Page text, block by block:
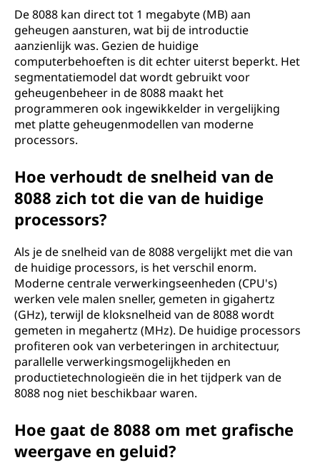
De 8088 kan direct tot 1 megabyte (MB) aan
geheugen aansturen, wat bij de introductie
aanzienlijk was. Gezien de huidige
computerbehoeften is dit echter uiterst beperkt. Het
segmentatiemodel dat wordt gebruikt voor
geheugenbeheer in de 8088 maakt het
programmeren ook ingewikkelder in vergelijking
met platte geheugenmodellen van moderne
processors.
Hoe verhoudt de snelheid van de
8088 zich tot die van de huidige
processors?
Als je de snelheid van de 8088 vergelijkt met die van
de huidige processors, is het verschil enorm.
Moderne centrale verwerkingseenheden (CPU's)
werken vele malen sneller, gemeten in gigahertz
(GHz), terwijl de kloksnelheid van de 8088 wordt
gemeten in megahertz (MHz). De huidige processors
profiteren ook van verbeteringen in architectuur,
parallelle verwerkingsmogelijkheden en
productietechnologieën die in het tijdperk van de
8088 nog niet beschikbaar waren.
Hoe gaat de 8088 om met grafische
weergave en geluid?